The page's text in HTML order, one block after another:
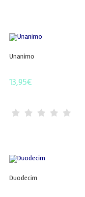
Unanimo
13,95€
Duodecim